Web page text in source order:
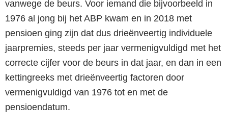
vanwege de beurs. Voor iemand die bijvoorbeeld in
1976 al jong bij het ABP kwam en in 2018 met
pensioen ging zijn dat dus drieënveertig individuele
jaarpremies, steeds per jaar vermenigvuldigd met het
correcte cijfer voor de beurs in dat jaar, en dan in een
kettingreeks met drieënveertig factoren door
vermenigvuldigd van 1976 tot en met de
pensioendatum.